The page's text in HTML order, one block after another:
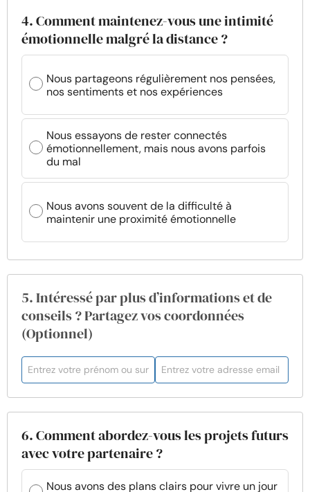
4. Comment maintenez-vous une intimité
émotionnelle malgré la distance ?
Nous partageons régulièrement nos pensées,
nos sentiments et nos expériences
Nous essayons de rester connectés
émotionnellement, mais nous avons parfois
du mal
Nous avons souvent de la difficulté à
maintenir une proximité émotionnelle
5. Intéressé par plus d’informations et de
conseils ? Partagez vos coordonnées
(Optionnel)
6. Comment abordez-vous les projets futurs
avec votre partenaire ?
Nous avons des plans clairs pour vivre un jour